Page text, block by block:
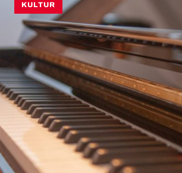
KULTUR